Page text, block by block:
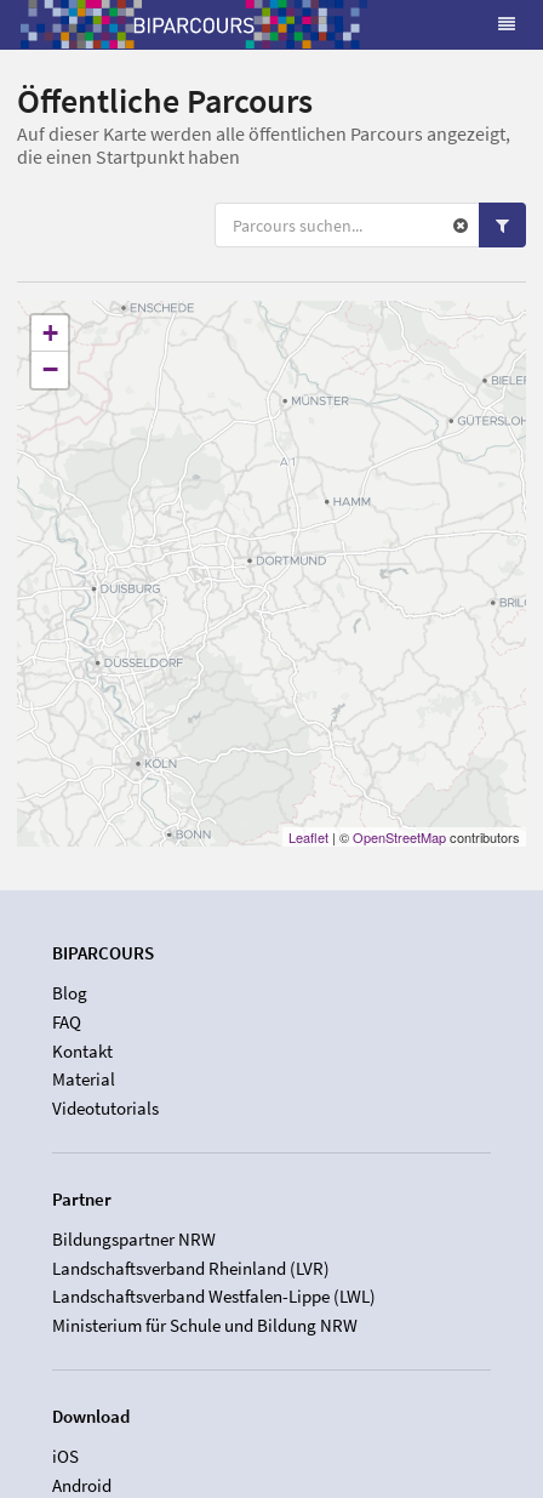
Öffentliche Parcours
Auf dieser Karte werden alle öffentlichen Parcours angezeigt,
die einen Startpunkt haben
+
−
Leaflet | ©OpenStreetMapcontributors
BIPARCOURS
Blog
FAQ
Kontakt
Material
Videotutorials
Partner
Bildungspartner NRW
Landschaftsverband Rheinland (LVR)
Landschaftsverband Westfalen-Lippe (LWL)
Ministerium für Schule und Bildung NRW
Download
iOS
Android